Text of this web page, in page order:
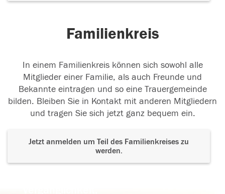
Familienkreis
In einem Familienkreis können sich sowohl alle
Mitglieder einer Familie, als auch Freunde und
Bekannte eintragen und so eine Trauergemeinde
bilden. Bleiben Sie in Kontakt mit anderen Mitgliedern
und tragen Sie sich jetzt ganz bequem ein.
Jetzt anmelden um Teil des Familienkreises zu
werden.